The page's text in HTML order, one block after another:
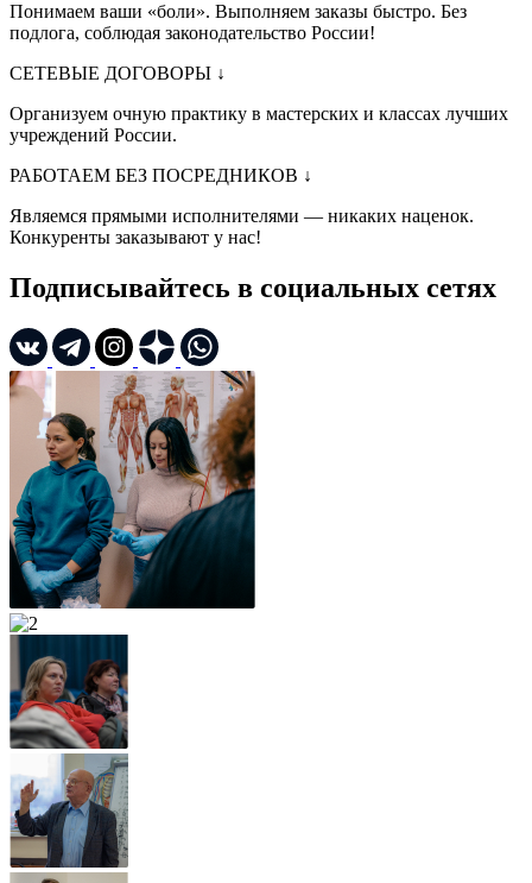
Понимаем ваши «боли». Выполняем заказы быстро. Без
подлога, соблюдая законодательство России!
СЕТЕВЫЕ ДОГОВОРЫ ↓
Организуем очную практику в мастерских и классах лучших
учреждений России.
РАБОТАЕМ БЕЗ ПОСРЕДНИКОВ ↓
Являемся прямыми исполнителями — никаких наценок.
Конкуренты заказывают у нас!
Подписывайтесь в социальных сетях